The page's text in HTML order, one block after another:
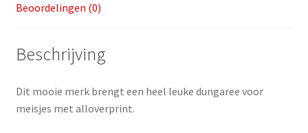
Beoordelingen (0)
Beschrijving
Dit mooie merk brengt een heel leuke dungaree voor
meisjes met alloverprint.